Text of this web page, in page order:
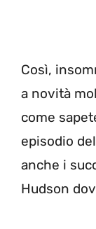
Così,
a novità
come
episodio
anche i
Hudson